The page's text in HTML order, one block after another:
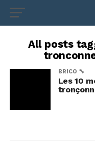
All posts
BRICO 🔧
Les 10